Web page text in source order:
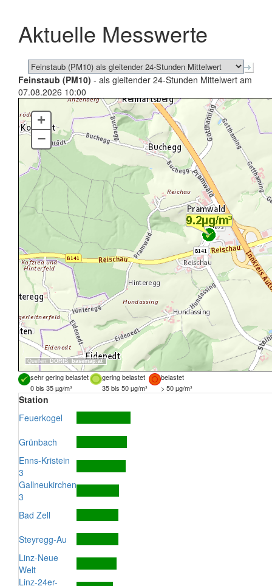
schließen
Aktuelle Messwerte
Feinstaub (PM10) - als gleitender 24-Stunden Mittelwert am
07.08.2026 10:00
Quellen: DORIS, basemap.at
+
–
sehr gering belastet gering belastet
belastet
0 bis 35 µg/m³
35 bis 50 µg/m³ > 50 µg/m³
Station
Feuerkogel
Grünbach
Enns-Kristein
3
Gallneukirchen
3
Bad Zell
Steyregg-Au
Linz-Neue
Welt
Linz-24er-